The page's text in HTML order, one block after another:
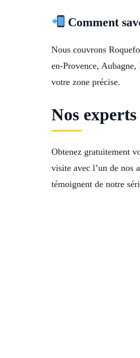
Comment
Nous couvrons
en-Provence,
votre zone précise.
Nos
Obtenez gratuitement
visite avec l’un de nos
témoignent de notre